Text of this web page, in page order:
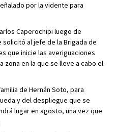
por la vidente para
Caperochipi luego de
solicitó al jefe de la Brigada de
que inicie las averiguaciones
en la que se lleve a cabo el
de Hernán Soto, para
y del despliegue que se
lugar en agosto, una vez que